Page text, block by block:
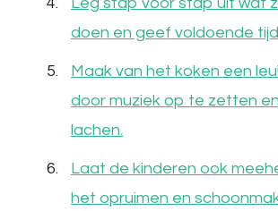
doen en geef voldoende
Maak van het koken een
door muziek op te zetten
lachen.
Laat de kinderen ook
het opruimen en